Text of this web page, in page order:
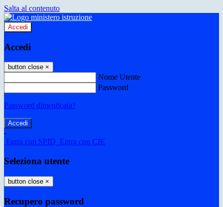
Salta al contenuto
Accedi
Accedi
button close ×
Nome Utente
Password
Password dimenticata?
-
Entra con SPID Entra con CIE
Seleziona utente
button close ×
Recupero password